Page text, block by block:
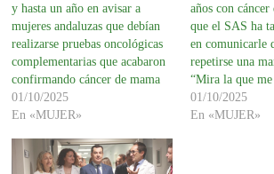
y hasta un año en avisar a
mujeres andaluzas que debían
realizarse pruebas oncológicas
complementarias que acabaron
confirmando cáncer de mama
01/10/2025
En «MUJER»
años con
que el SAS ha
en comunicarle
repetirse una
“Mira la que
01/10/2025
En «MUJER»